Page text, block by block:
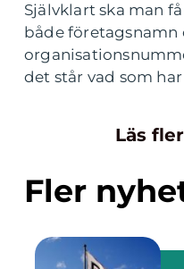
Självklart ska man
både företagsnamn
det står vad som
Läs
Fler